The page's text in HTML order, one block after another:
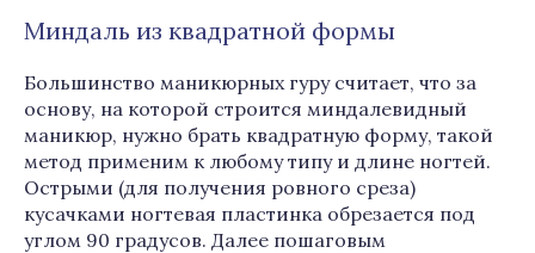
Миндаль из квадратной формы
Большинство маникюрных гуру считает, что за
основу, на которой строится миндалевидный
маникюр, нужно брать квадратную форму, такой
метод применим к любому типу и длине ногтей.
Острыми (для получения ровного среза)
кусачками ногтевая пластинка обрезается под
углом 90 градусов. Далее пошаговым